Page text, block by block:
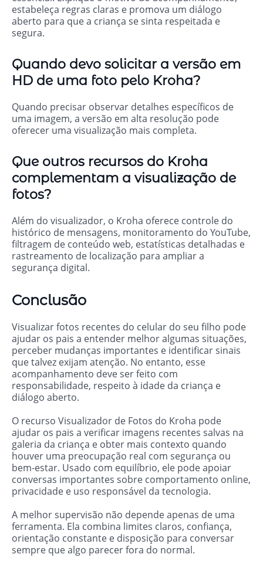
estabeleça regras claras e promova um diálogo
aberto para que a criança se sinta respeitada e
segura.
Quando devo solicitar a versão em
HD de uma foto pelo Kroha?
Quando precisar observar detalhes específicos de
uma imagem, a versão em alta resolução pode
oferecer uma visualização mais completa.
Que outros recursos do Kroha
complementam a visualização de
fotos?
Além do visualizador, o Kroha oferece controle do
histórico de mensagens, monitoramento do YouTube,
filtragem de conteúdo web, estatísticas detalhadas e
rastreamento de localização para ampliar a
segurança digital.
Conclusão
Visualizar fotos recentes do celular do seu filho pode
ajudar os pais a entender melhor algumas situações,
perceber mudanças importantes e identificar sinais
que talvez exijam atenção. No entanto, esse
acompanhamento deve ser feito com
responsabilidade, respeito à idade da criança e
diálogo aberto.
O recurso Visualizador de Fotos do Kroha pode
ajudar os pais a verificar imagens recentes salvas na
galeria da criança e obter mais contexto quando
houver uma preocupação real com segurança ou
bem-estar. Usado com equilíbrio, ele pode apoiar
conversas importantes sobre comportamento online,
privacidade e uso responsável da tecnologia.
A melhor supervisão não depende apenas de uma
ferramenta. Ela combina limites claros, confiança,
orientação constante e disposição para conversar
sempre que algo parecer fora do normal.